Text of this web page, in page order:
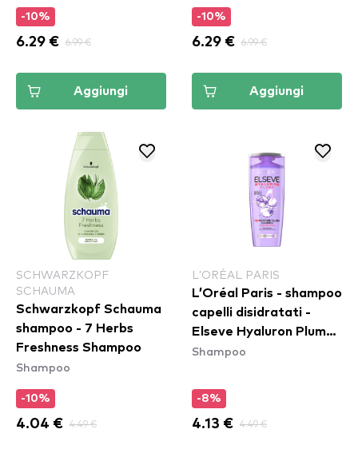
-10%
6.29 € 6.99 €
Aggiungi
-10%
6.29 € 6.99 €
Aggiungi
SCHWARZKOPF
SCHAUMA
Schwarzkopf Schauma
shampoo - 7 Herbs
Freshness Shampoo
Shampoo
-10%
4.04 € 4.49 €
L’ORÉAL PARIS
L’Oréal Paris - shampoo
capelli disidratati -
Elseve Hyaluron Plump
Shampoo
Shampoo
-8%
4.13 € 4.49 €